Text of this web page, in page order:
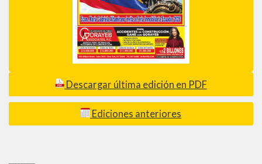
Descargar última edición en PDF
Ediciones anteriores